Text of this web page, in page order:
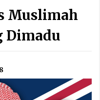
Muslimah
Dimadu